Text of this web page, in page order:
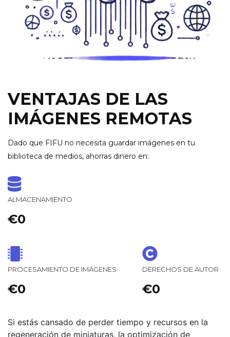
VENTAJAS DE LAS
IMÁGENES REMOTAS
Dado que FIFU no necesita guardar imágenes en tu
biblioteca de medios, ahorras dinero en:
ALMACENAMIENTO
€0
PROCESAMIENTO DE IMÁGENES
€0
DERECHOS DE AUTOR
€0
Si estás cansado de perder tiempo y recursos en la
regeneración de miniaturas, la optimización de